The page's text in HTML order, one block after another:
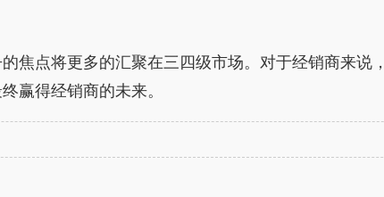
点将更多的汇聚在三四级市场。对于经销商来说
赢得经销商的未来。